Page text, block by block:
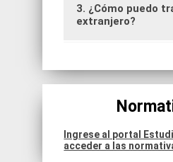
Mayor.
Visita:https://
de esa
correos
3. ¿Cómo puedo
extranjero?
participa de las
organizadas por
participar de
Ingrese al portal
acceder a las